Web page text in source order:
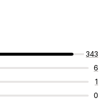
343
6
1
0